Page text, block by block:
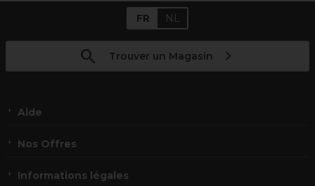
FR NL
Trouver un Magasin
Aide
Nos Offres
Informations légales